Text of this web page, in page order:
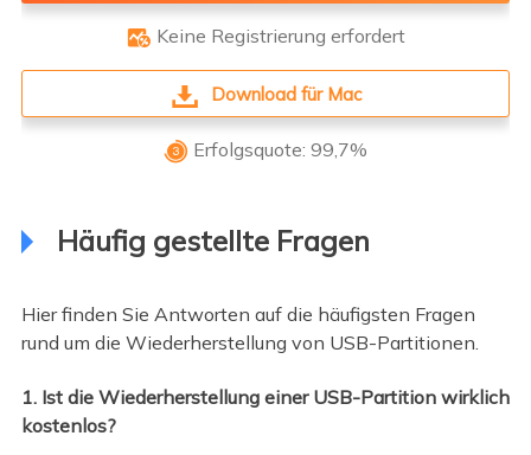
 Keine Registrierung erfordert
Download für Mac
 Erfolgsquote: 99,7%
Häufig gestellte Fragen
Hier finden Sie Antworten auf die häufigsten Fragen
rund um die Wiederherstellung von USB-Partitionen.
1. Ist die Wiederherstellung einer USB-Partition wirklich
kostenlos?